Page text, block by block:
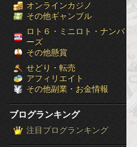
オンラインカジノ
その他ギャンブル
ロト６・ミニロト・ナンバ
ーズ
その他懸賞
せどり・転売
アフィリエイト
その他副業・お金情報
ブログランキング
注目ブログランキング